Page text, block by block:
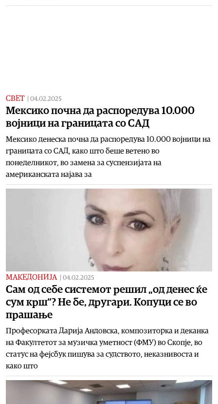
СВЕТ 04.02.2025
Мексико почна да распоредува 10.000
војници на границата со САД
Мексико денеска почна да распоредува 10.000 војници на
границата со САД, како што беше ветено во
понеделникот, во замена за суспензијата на
американската најава за
МАКЕДОНИЈА 04.02.2025
Сам од себе системот решил „од денес ќе
сум крш“? Не бе, другари. Копуци се во
прашање
Професорката Дарија Андовска, композиторка и деканка
на Факултетот за музичка уметност (ФМУ) во Скопје, во
статус на фејсбук пишува за судството, неказнивоста и
како што